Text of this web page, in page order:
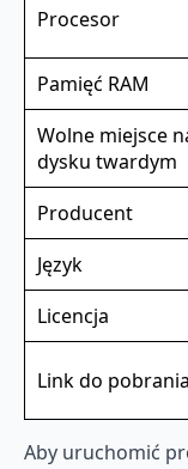
Procesor
Pamięć RAM
Wolne miejsce
dysku twardym
Producent
Język
Licencja
Link do pobrania
Aby uruchomić